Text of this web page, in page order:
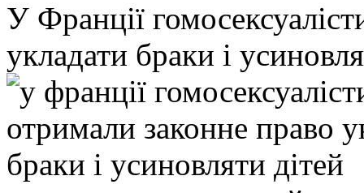
У Франції
укладати браки і